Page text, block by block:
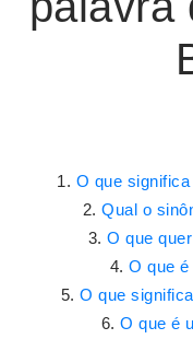
O que
Qual o
O que
O que
O que
O que é